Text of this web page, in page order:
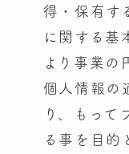
得・保有す
に関する基
より事業の
個人情報の
り、もって
る事を目的